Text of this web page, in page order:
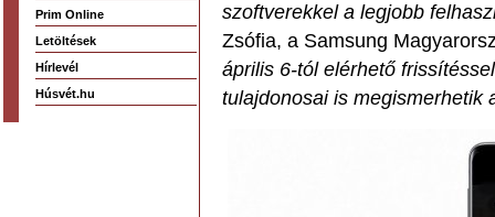
Prim Online
Letöltések
Hírlevél
Húsvét.hu
szoftverekkel a legjobb
Zsófia, a Samsung
április 6-tól elérhető
tulajdonosai is megismerhetik